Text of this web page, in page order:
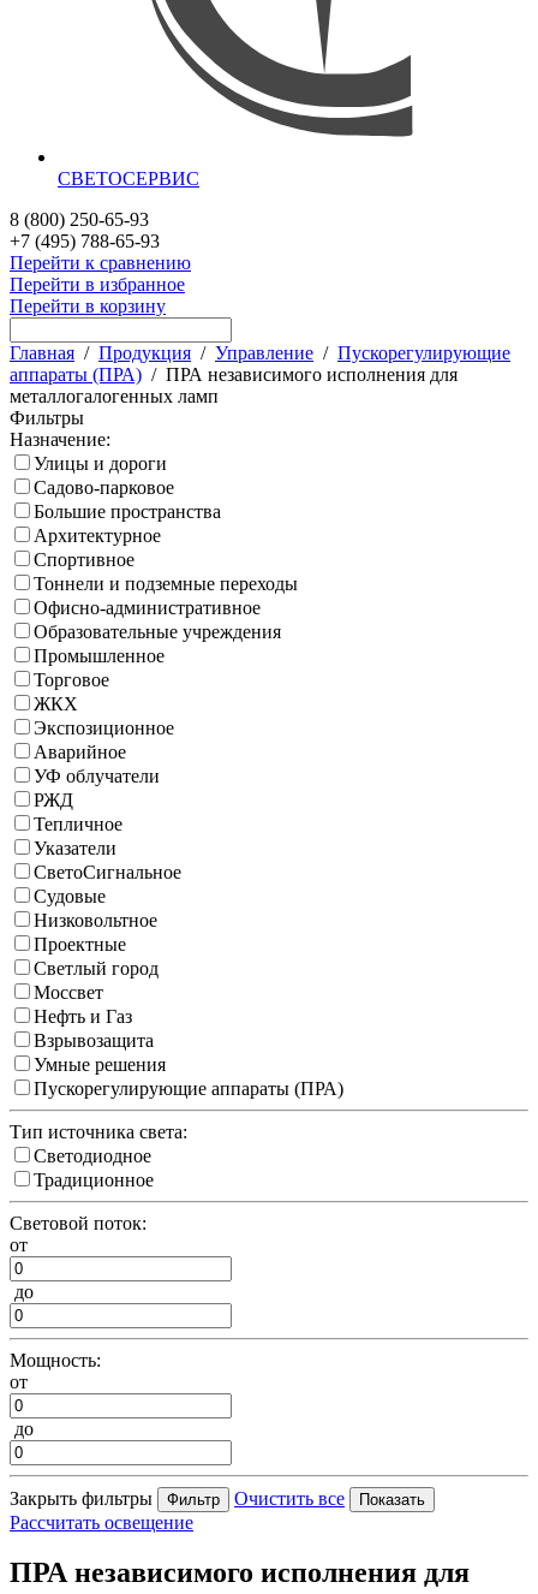
СВЕТОСЕРВИС
8 (800) 250-65-93
+7 (495) 788-65-93
Перейти к сравнению
Перейти в избранное
Перейти в корзину
Главная / Продукция / Управление / Пускорегулирующие
аппараты (ПРА) / ПРА независимого исполнения для
металлогалогенных ламп
Фильтры
Назначение:
Улицы и дороги
Садово-парковое
Большие пространства
Архитектурное
Спортивное
Тоннели и подземные переходы
Офисно-административное
Образовательные учреждения
Промышленное
Торговое
ЖКХ
Экспозиционное
Аварийное
УФ облучатели
РЖД
Тепличное
Указатели
СветоСигнальное
Судовые
Низковольтное
Проектные
Светлый город
Моссвет
Нефть и Газ
Взрывозащита
Умные решения
Пускорегулирующие аппараты (ПРА)
Тип источника света:
Светодиодное
Традиционное
Световой поток:
от
до
Мощность:
от
до
Закрыть фильтры
Очистить все
Рассчитать освещение
ПРА независимого исполнения для